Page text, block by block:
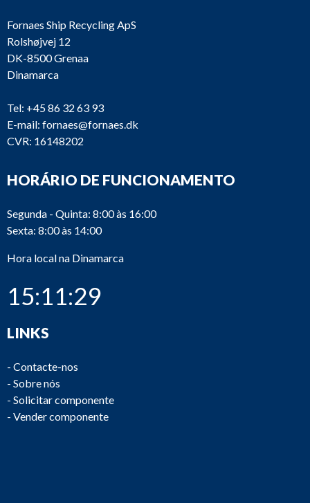
Fornaes Ship Recycling ApS
Rolshøjvej 12
DK-8500 Grenaa
Dinamarca
Tel: +45 86 32 63 93
E-mail: fornaes@fornaes.dk
CVR: 16148202
HORÁRIO DE FUNCIONAMENTO
Segunda - Quinta: 8:00 às 16:00
Sexta: 8:00 às 14:00
Hora local na Dinamarca
15:11:29
LINKS
- Contacte-nos
- Sobre nós
- Solicitar componente
- Vender componente